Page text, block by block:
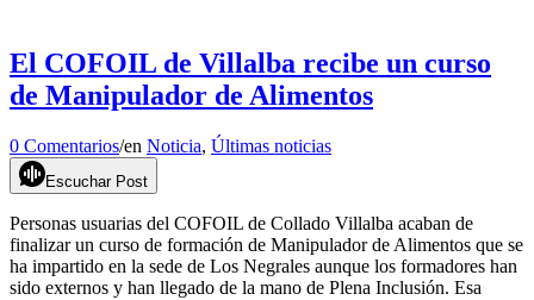
El COFOIL de Villalba recibe un curso
de Manipulador de Alimentos
0 Comentarios/en Noticia, Últimas noticias
Escuchar Post
Personas usuarias del COFOIL de Collado Villalba acaban de
finalizar un curso de formación de Manipulador de Alimentos que se
ha impartido en la sede de Los Negrales aunque los formadores han
sido externos y han llegado de la mano de Plena Inclusión. Esa